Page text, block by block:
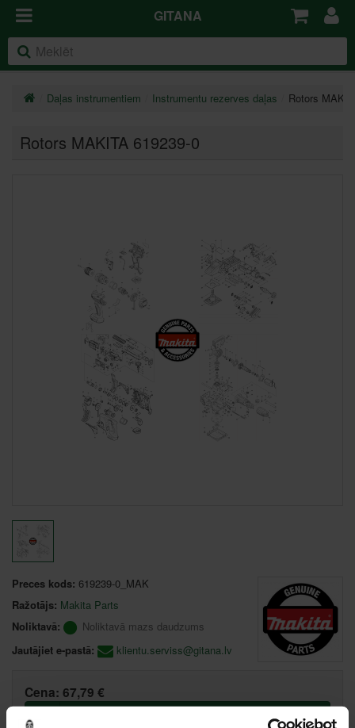
GITANA
Daļas instrumentiem Instrumentu rezerves daļas Rotors
Rotors MAKITA 619239-0
Preces kods: 619239-0_MAK
Ražotājs: Makita Parts
Noliktavā:
Noliktavā mazs daudzums
Jautājiet e-pastā:
klientu.serviss@gitana.lv
Cena: 67,79 €